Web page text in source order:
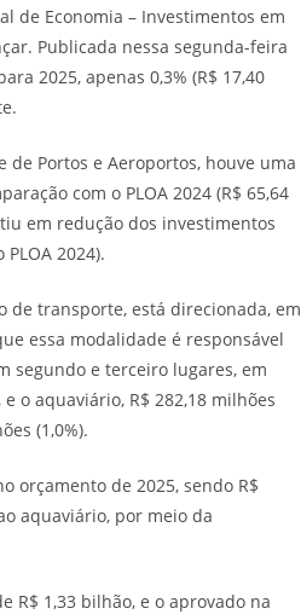
de Economia – Investimentos em
Publicada nessa segunda-feira
2025, apenas 0,3% (R$ 17,40
Portos e Aeroportos, houve uma
com o PLOA 2024 (R$ 65,64
em redução dos investimentos
2024).
de transporte, está direcionada, em
essa modalidade é responsável
segundo e terceiro lugares, em
o aquaviário, R$ 282,18 milhões
(1,0%).
orçamento de 2025, sendo R$
aquaviário, por meio da
R$ 1,33 bilhão, e o aprovado na